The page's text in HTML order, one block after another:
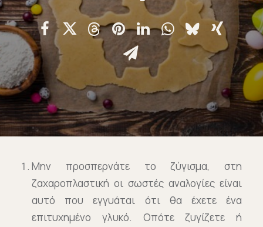
Νέα & Ανακοινώσεις
Επικοινωνία
Ευκαιρίες Καριέρας
e-mathisi
Voucher
Μην προσπερνάτε το ζύγισμα, στη
ζαχαροπλαστική οι σωστές αναλογίες είναι
αυτό που εγγυάται ότι θα έχετε ένα
επιτυχημένο γλυκό. Οπότε ζυγίζετε ή